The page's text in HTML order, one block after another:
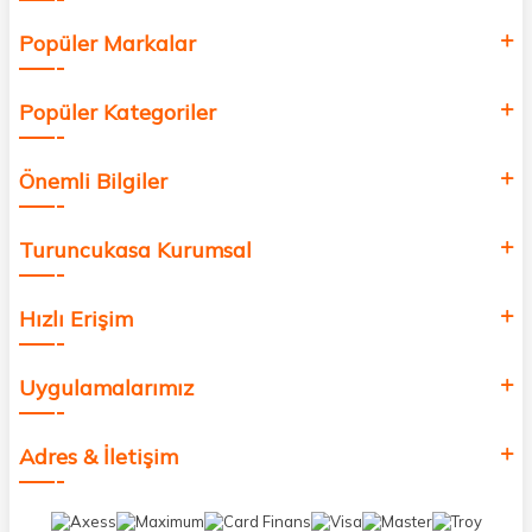
Popüler Markalar
Popüler Kategoriler
Önemli Bilgiler
Turuncukasa Kurumsal
Hızlı Erişim
Uygulamalarımız
Adres & İletişim